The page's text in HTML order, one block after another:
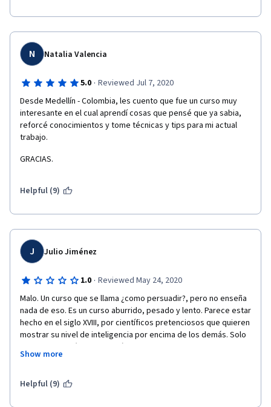
N Natalia Valencia
5.0 · Reviewed Jul 7, 2020
Desde Medellín - Colombia, les cuento que fue un curso muy
interesante en el cual aprendí cosas que pensé que ya sabia,
reforcé conocimientos y tome técnicas y tips para mi actual
trabajo.
GRACIAS.
Helpful (9)
J Julio Jiménez
1.0 · Reviewed May 24, 2020
Malo. Un curso que se llama ¿como persuadir?, pero no enseña
nada de eso. Es un curso aburrido, pesado y lento. Parece estar
hecho en el siglo XVIII, por científicos pretenciosos que quieren
mostrar su nivel de inteligencia por encima de los demás. Solo
discursos filosóficos y lingüísticos complejos y sin utilidad
diaria. Es como inscribirse en un curso de helados y usted solo
de los alimentos y conocer las vidas de los científicos que
Show more
Helpful (9)